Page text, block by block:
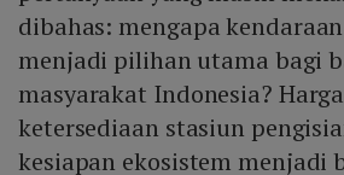
dibahas: mengapa
menjadi pilihan utama bagi
masyarakat Indonesia?
ketersediaan stasiun
kesiapan ekosistem menjadi